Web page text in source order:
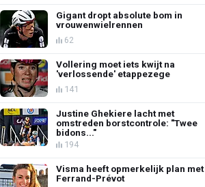
Gigant dropt absolute bom in
vrouwenwielrennen
62
Vollering moet iets kwijt na
'verlossende' etappezege
141
Justine Ghekiere lacht met
omstreden borstcontrole: "Twee
bidons..."
194
Visma heeft opmerkelijk plan met
Ferrand-Prévot